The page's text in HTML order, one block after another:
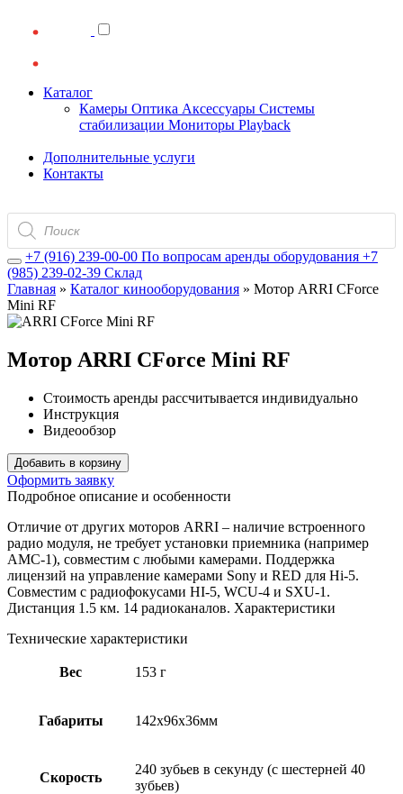
Каталог
Камеры Оптика Аксессуары Системы
стабилизации Мониторы Playback
Дополнительные услуги
Контакты
Поиск
товаров
+7 (916) 239-00-00 По вопросам аренды оборудования +7
(985) 239-02-39 Склад
Главная » Каталог кинооборудования » Мотор ARRI CForce
Mini RF
Мотор ARRI CForce Mini RF
Стоимость аренды рассчитывается индивидуально
Инструкция
Видеообзор
Добавить в корзину
Оформить заявку
Подробное описание и особенности
Отличие от других моторов ARRI – наличие встроенного
радио модуля, не требует установки приемника (например
AMC-1), совместим с любыми камерами. Поддержка
лицензий на управление камерами Sony и RED для Hi-5.
Совместим с радиофокусами HI-5, WCU-4 и SXU-1.
Дистанция 1.5 км. 14 радиоканалов. Характеристики
Технические характеристики
Вес 153 г
Габариты 142x96x36мм
Скорость
240 зубьев в секунду (с шестерней 40
зубьев)